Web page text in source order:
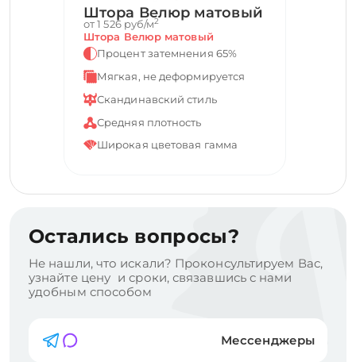
Штора Велюр матовый
от 1 526 руб/м2
Штора Велюр матовый
Процент затемнения 65%
Мягкая, не деформируется
Скандинавский стиль
Средняя плотность
Широкая цветовая гамма
Остались вопросы?
Не нашли, что искали? Проконсультируем Вас,
узнайте цену и сроки, связавшись с нами
удобным способом
Мессенджеры